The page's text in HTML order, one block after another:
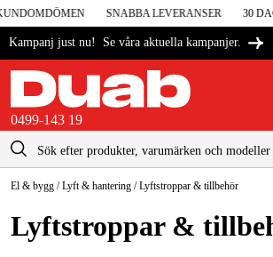
SNABBA LEVERANSER 30
Kampanj just nu! Se våra aktuella kampanjer.
0499-143 19
Sverige
Danmark
Maskiner & verktyg
kontakt@duab.se
El & bygg /Lyft & hantering /Lyftstroppar & tillbehör
Lyftstroppar &